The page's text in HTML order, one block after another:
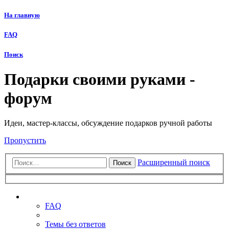
На главную
FAQ
Поиск
Подарки своими руками -
форум
Идеи, мастер-классы, обсуждение подарков ручной работы
Пропустить
Поиск Расширенный поиск
FAQ
Темы без ответов